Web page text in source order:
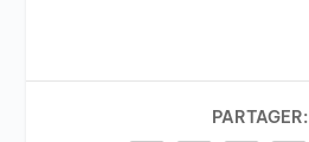
PARTAGER: